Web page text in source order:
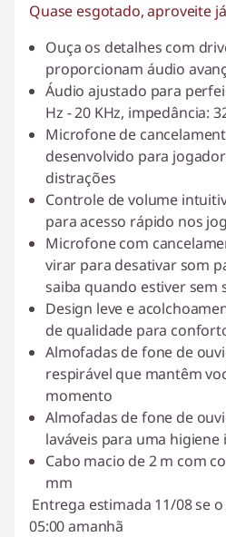
Quase esgotado, aproveite
Ouça os detalhes com
proporcionam áudio
Áudio ajustado para
Hz - 20 KHz, impedância:
Microfone de
desenvolvido para
distrações
Controle de volume
para acesso rápido nos
Microfone com
virar para desativar som
saiba quando estiver sem
Design leve e
de qualidade para
Almofadas de fone de
respirável que mantêm
momento
Almofadas de fone de
laváveis para uma higiene
Cabo macio de 2 m com
mm
Entrega estimada 11/08 se
05:00 amanhã